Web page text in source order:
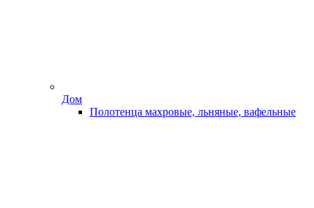
Дом
Полотенца махровые, льняные, вафельные